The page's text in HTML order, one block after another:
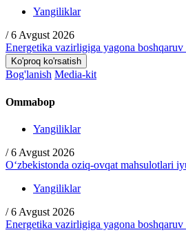
Yangiliklar
/ 6 Avgust 2026
Energetika vazirligiga yagona
Ko'proq ko'rsatish
Bog'lanish Media-kit
Ommabop
Yangiliklar
/ 6 Avgust 2026
O‘zbekistonda oziq-ovqat mahsulotlari
Yangiliklar
/ 6 Avgust 2026
Energetika vazirligiga yagona